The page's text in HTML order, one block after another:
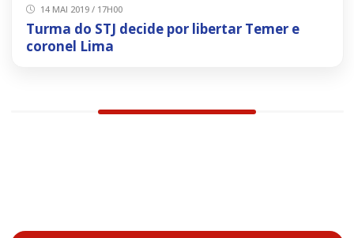
14 MAI 2019 / 17H00
Turma do STJ decide por libertar Temer e
coronel Lima